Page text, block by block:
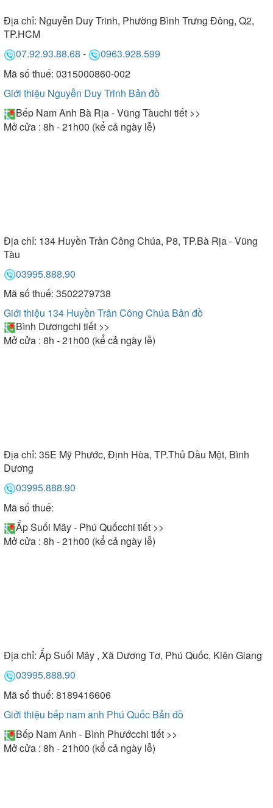
Địa chỉ: Nguyễn Duy Trinh, Phường Bình Trưng Đông, Q2,
TP.HCM
07.92.93.88.68 -
0963.928.599
Mã số thuế: 0315000860-002
Giới thiệu Nguyễn Duy Trinh Bản đồ
Bếp Nam Anh Bà Rịa - Vũng Tàuchi tiết >>
Mở cửa : 8h - 21h00 (kể cả ngày lễ)
Địa chỉ: 134 Huyền Trân Công Chúa, P8, TP.Bà Rịa - Vũng
Tàu
03995.888.90
Mã số thuế: 3502279738
Giới thiệu 134 Huyền Trân Công Chúa Bản đồ
Bình Dươngchi tiết >>
Mở cửa : 8h - 21h00 (kể cả ngày lễ)
Địa chỉ: 35E Mỹ Phước, Định Hòa, TP.Thủ Dầu Một, Bình
Dương
03995.888.90
Mã số thuế:
Ấp Suối Mây - Phú Quốcchi tiết >>
Mở cửa : 8h - 21h00 (kể cả ngày lễ)
Địa chỉ: Ấp Suối Mây , Xã Dương Tơ, Phú Quốc, Kiên Giang
03995.888.90
Mã số thuế: 8189416606
Giới thiệu bếp nam anh Phú Quốc Bản đồ
Bếp Nam Anh - Bình Phướcchi tiết >>
Mở cửa : 8h - 21h00 (kể cả ngày lễ)